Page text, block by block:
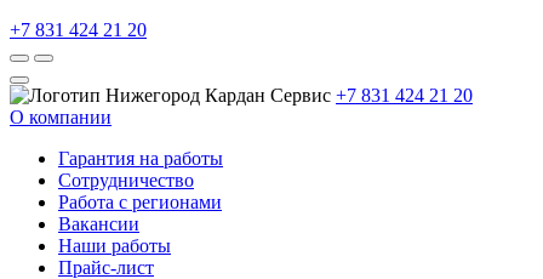
+7 831 424 21 20
+7 831 424 21 20
О компании
Гарантия на работы
Сотрудничество
Работа с регионами
Вакансии
Наши работы
Прайс-лист